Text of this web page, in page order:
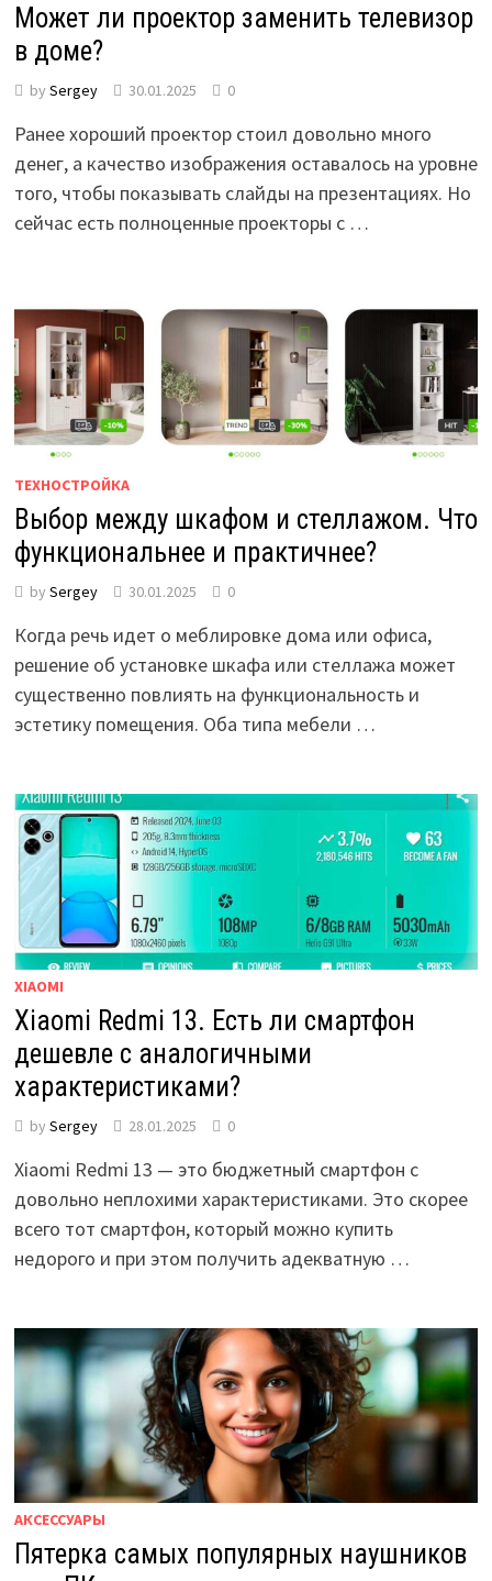
Может ли проектор заменить телевизор
в доме?
by Sergey 30.01.2025 0
Ранее хороший проектор стоил довольно много
денег, а качество изображения оставалось на уровне
того, чтобы показывать слайды на презентациях. Но
сейчас есть полноценные проекторы с …
ТЕХНОСТРОЙКА
Выбор между шкафом и стеллажом. Что
функциональнее и практичнее?
by Sergey 30.01.2025 0
Когда речь идет о меблировке дома или офиса,
решение об установке шкафа или стеллажа может
существенно повлиять на функциональность и
эстетику помещения. Оба типа мебели …
XIAOMI
Xiaomi Redmi 13. Есть ли смартфон
дешевле с аналогичными
характеристиками?
by Sergey 28.01.2025 0
Xiaomi Redmi 13 — это бюджетный смартфон с
довольно неплохими характеристиками. Это скорее
всего тот смартфон, который можно купить
недорого и при этом получить адекватную …
АКСЕССУАРЫ
Пятерка самых популярных наушников